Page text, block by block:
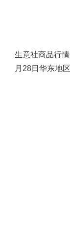
生意社商品行
月28日华东地